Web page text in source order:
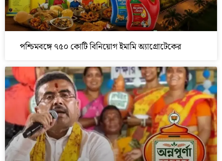
পশ্চিমবঙ্গে ৭৫০ কোটি বিনিয়োগ ইমামি অ্যাগ্রোটেকের